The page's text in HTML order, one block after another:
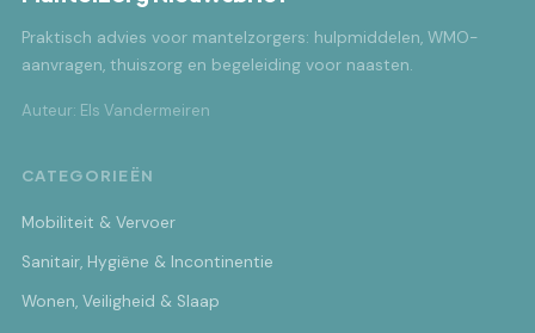
Praktisch advies voor mantelzorgers: hulpmiddelen, WMO-
aanvragen, thuiszorg en begeleiding voor naasten.
Auteur: Els Vandermeiren
CATEGORIEËN
Mobiliteit & Vervoer
Sanitair, Hygiëne & Incontinentie
Wonen, Veiligheid & Slaap